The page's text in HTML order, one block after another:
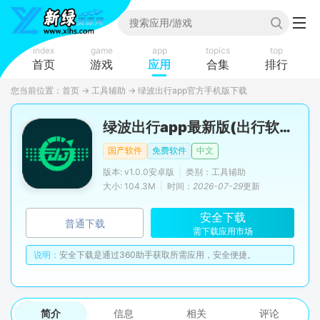
index
首页
game
游戏
app
应用
topics
合集
top
排行
您当前位置： 首页 → 工具辅助 → 绿波出行app官方手机版下载
绿波出行app最新版(出行软件)
国产软件 免费软件
中文
版本: v1.0.0安卓版
类别：工具辅助
大小: 104.3M
时间： 2026-07-29更新
普通下载 安全下载
需下载应用市场
说明： 安全下载是通过360助手获取所需应用，安全便捷。
简介 信息 相关 评论